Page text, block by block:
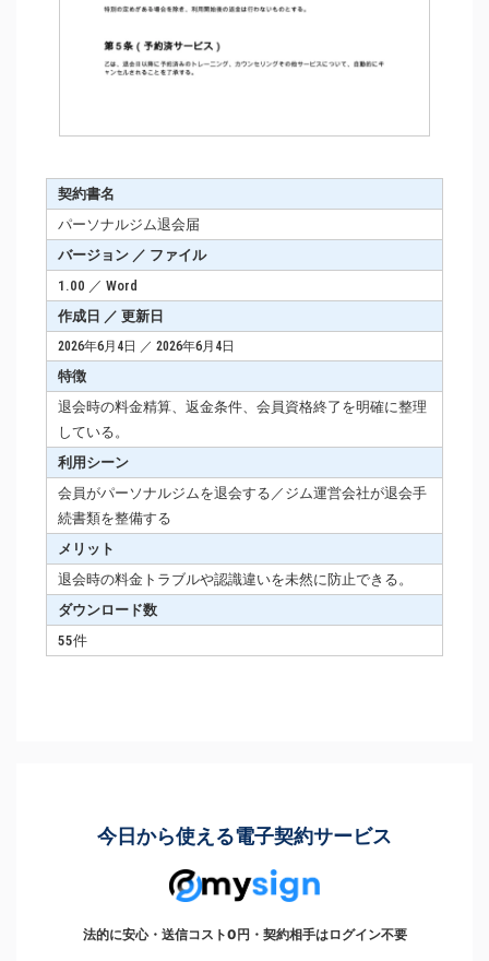
契約書名
パーソナルジム退会届
バージョン ／ ファイル
1.00 ／ Word
作成日 ／ 更新日
2026年6月4日 ／ 2026年6月4日
特徴
退会時の料金精算、返金条件、会員資格終了を明確に整理
している。
利用シーン
会員がパーソナルジムを退会する／ジム運営会社が退会手
続書類を整備する
メリット
退会時の料金トラブルや認識違いを未然に防止できる。
ダウンロード数
55件
今日から使える電子契約サービス
法的に安心・送信コスト0円・契約相手はログイン不要